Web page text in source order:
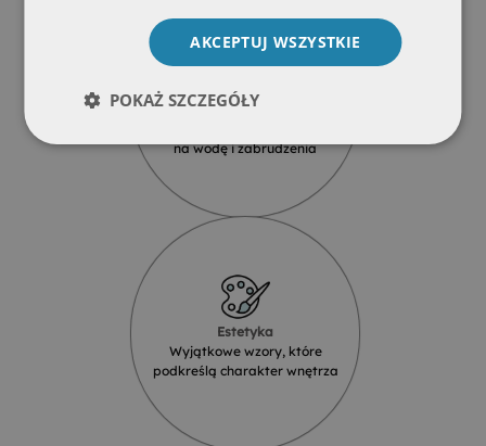
Wodoodporność
na wodę i zabrudzenia
Estetyka
Wyjątkowe wzory, które
podkreślą charakter wnętrza
AKCEPTUJ WSZYSTKIE
POKAŻ SZCZEGÓŁY